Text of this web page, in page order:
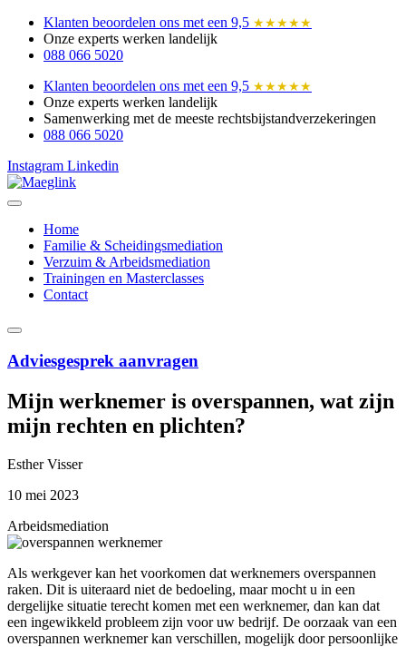
naar
Klanten beoordelen ons met een 9,5 ★★★★★
Onze experts werken landelijk
088 066 5020
Klanten beoordelen ons met een 9,5 ★★★★★
Onze experts werken landelijk
Samenwerking met de meeste rechtsbijstandverzekeringen
088 066 5020
Instagram Linkedin
Home
Familie & Scheidingsmediation
Verzuim & Arbeidsmediation
Trainingen en Masterclasses
Contact
Adviesgesprek aanvragen
Mijn werknemer is overspannen, wat zijn
mijn rechten en plichten?
Esther Visser
10 mei 2023
Arbeidsmediation
Als werkgever kan het voorkomen dat werknemers overspannen
raken. Dit is uiteraard niet de bedoeling, maar mocht u in een
dergelijke situatie terecht komen met een werknemer, dan kan dat
een ingewikkeld probleem zijn voor uw bedrijf. De oorzaak van een
overspannen werknemer kan verschillen, mogelijk door persoonlijke